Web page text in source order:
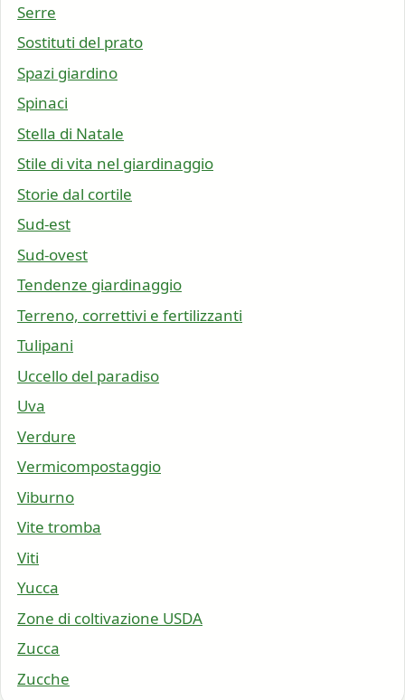
Serre
Sostituti del prato
Spazi giardino
Spinaci
Stella di Natale
Stile di vita nel giardinaggio
Storie dal cortile
Sud-est
Sud-ovest
Tendenze giardinaggio
Terreno, correttivi e fertilizzanti
Tulipani
Uccello del paradiso
Uva
Verdure
Vermicompostaggio
Viburno
Vite tromba
Viti
Yucca
Zone di coltivazione USDA
Zucca
Zucche